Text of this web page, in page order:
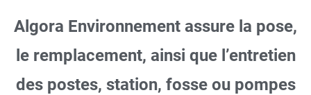
entretien de
pompes de
relevage
Algora Environnement assure la pose,
le remplacement, ainsi que l’entretien
des postes, station, fosse ou pompes